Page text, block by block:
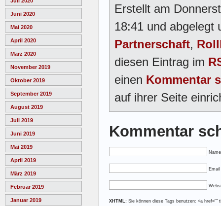
Juni 2020
Mai 2020
April 2020
März 2020
November 2019
Oktober 2019
September 2019
August 2019
Juli 2019
Juni 2019
Mai 2019
April 2019
März 2019
Februar 2019
Januar 2019
Erstellt am
18:41 und abgelegt
Partnerschaft,
diesen Eintrag im
einen Kommentar
auf ihrer Seite
Kommentar
Name
XHTML: Sie können diese Tags benutzen: <a href=""